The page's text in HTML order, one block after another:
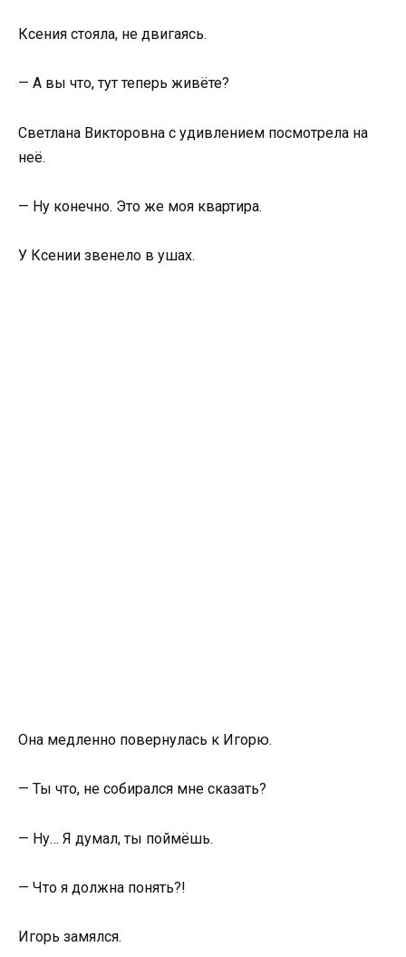
Ксения стояла, не двигаясь.
— А вы что, тут теперь живёте?
Светлана Викторовна с удивлением посмотрела на
неё.
— Ну конечно. Это же моя квартира.
У Ксении звенело в ушах.
Она медленно повернулась к Игорю.
— Ты что, не собирался мне сказать?
— Ну… Я думал, ты поймёшь.
— Что я должна понять?!
Игорь замялся.